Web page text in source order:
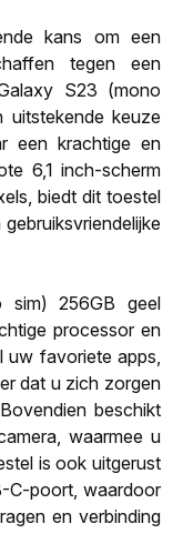
kans om een
tegen een
S23 (mono
uitstekende keuze
een krachtige en
6,1 inch-scherm
biedt dit toestel
sim) 256GB geel
processor en
favoriete apps,
dat u zich zorgen
beschikt
waarmee u
is ook uitgerust
C-poort, waardoor
en verbinding